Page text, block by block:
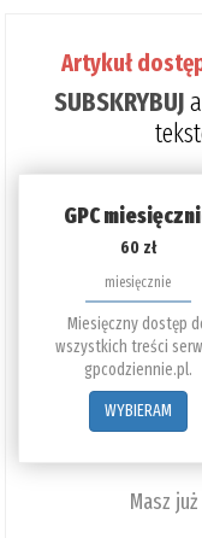
Artykuł
SUBSKRYBUJ
GPC
60 zł
miesięcznie
Miesięczny dostęp
wszystkich treści
gpcodziennie.pl.
WYBIERAM
Masz